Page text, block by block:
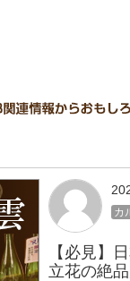
カ
【必見】
立花の絶